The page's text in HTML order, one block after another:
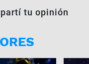
tu opinión